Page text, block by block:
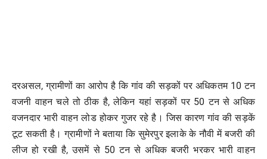
दरअसल, ग्रामीणों का आरोप है कि गांव की सड़कों पर अधिकतम 10 टन
वजनी वाहन चले तो ठीक है, लेकिन यहां सड़कों पर 50 टन से अधिक
वजनदार भारी वाहन लोड होकर गुजर रहे है। जिस कारण गांव की सड़कें
टूट सकती है। ग्रामीणों ने बताया कि सुमेरपुर इलाके के नौवी में बजरी की
लीज हो रखी है, उसमें से 50 टन से अधिक बजरी भरकर भारी वाहन